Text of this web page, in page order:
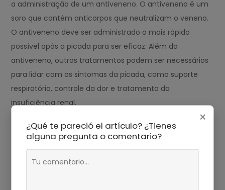
a administração de um antiveneno. O antiveneno é um
soro que contém anticorpos que neutralizam o veneno.
O antiveneno deve ser administrado o mais rápido
possível após a picada para ser eficaz. Além do
antiveneno, outros tratamentos podem ser necessários
para lidar com os sintomas da picada, como suporte
respiratório, controle da dor e tratamento da
insuficiência renal.
Prevenção
A melhor maneira de prevenir a picada da mamba-
negra é evitar o contato com a cobra. A mamba-negra
×
¿Qué te pareció el artículo? ¿Tienes
alguna pregunta o comentario?